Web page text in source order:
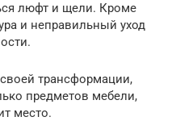
люфт и щели. Кроме
и неправильный уход
трансформации,
предметов мебели,
место.